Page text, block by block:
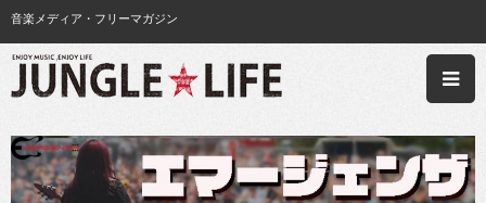
音楽メディア・フリーマガジン